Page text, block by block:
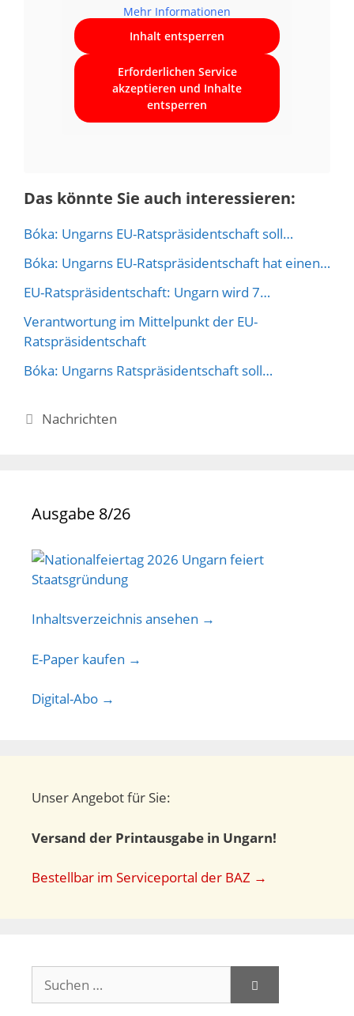
Mehr Informationen
Inhalt entsperren
Erforderlichen Service
akzeptieren und Inhalte
entsperren
Das könnte Sie auch interessieren:
Bóka: Ungarns EU-Ratspräsidentschaft soll…
Bóka: Ungarns EU-Ratspräsidentschaft hat einen…
EU-Ratspräsidentschaft: Ungarn wird 7…
Verantwortung im Mittelpunkt der EU-
Ratspräsidentschaft
Bóka: Ungarns Ratspräsidentschaft soll…
Kategorien
Nachrichten
Ausgabe 8/26
Inhaltsverzeichnis ansehen →
E-Paper kaufen →
Digital-Abo →
Unser Angebot für Sie:
Versand der Printausgabe in Ungarn!
Bestellbar im Serviceportal der BAZ →
Suchen
nach: